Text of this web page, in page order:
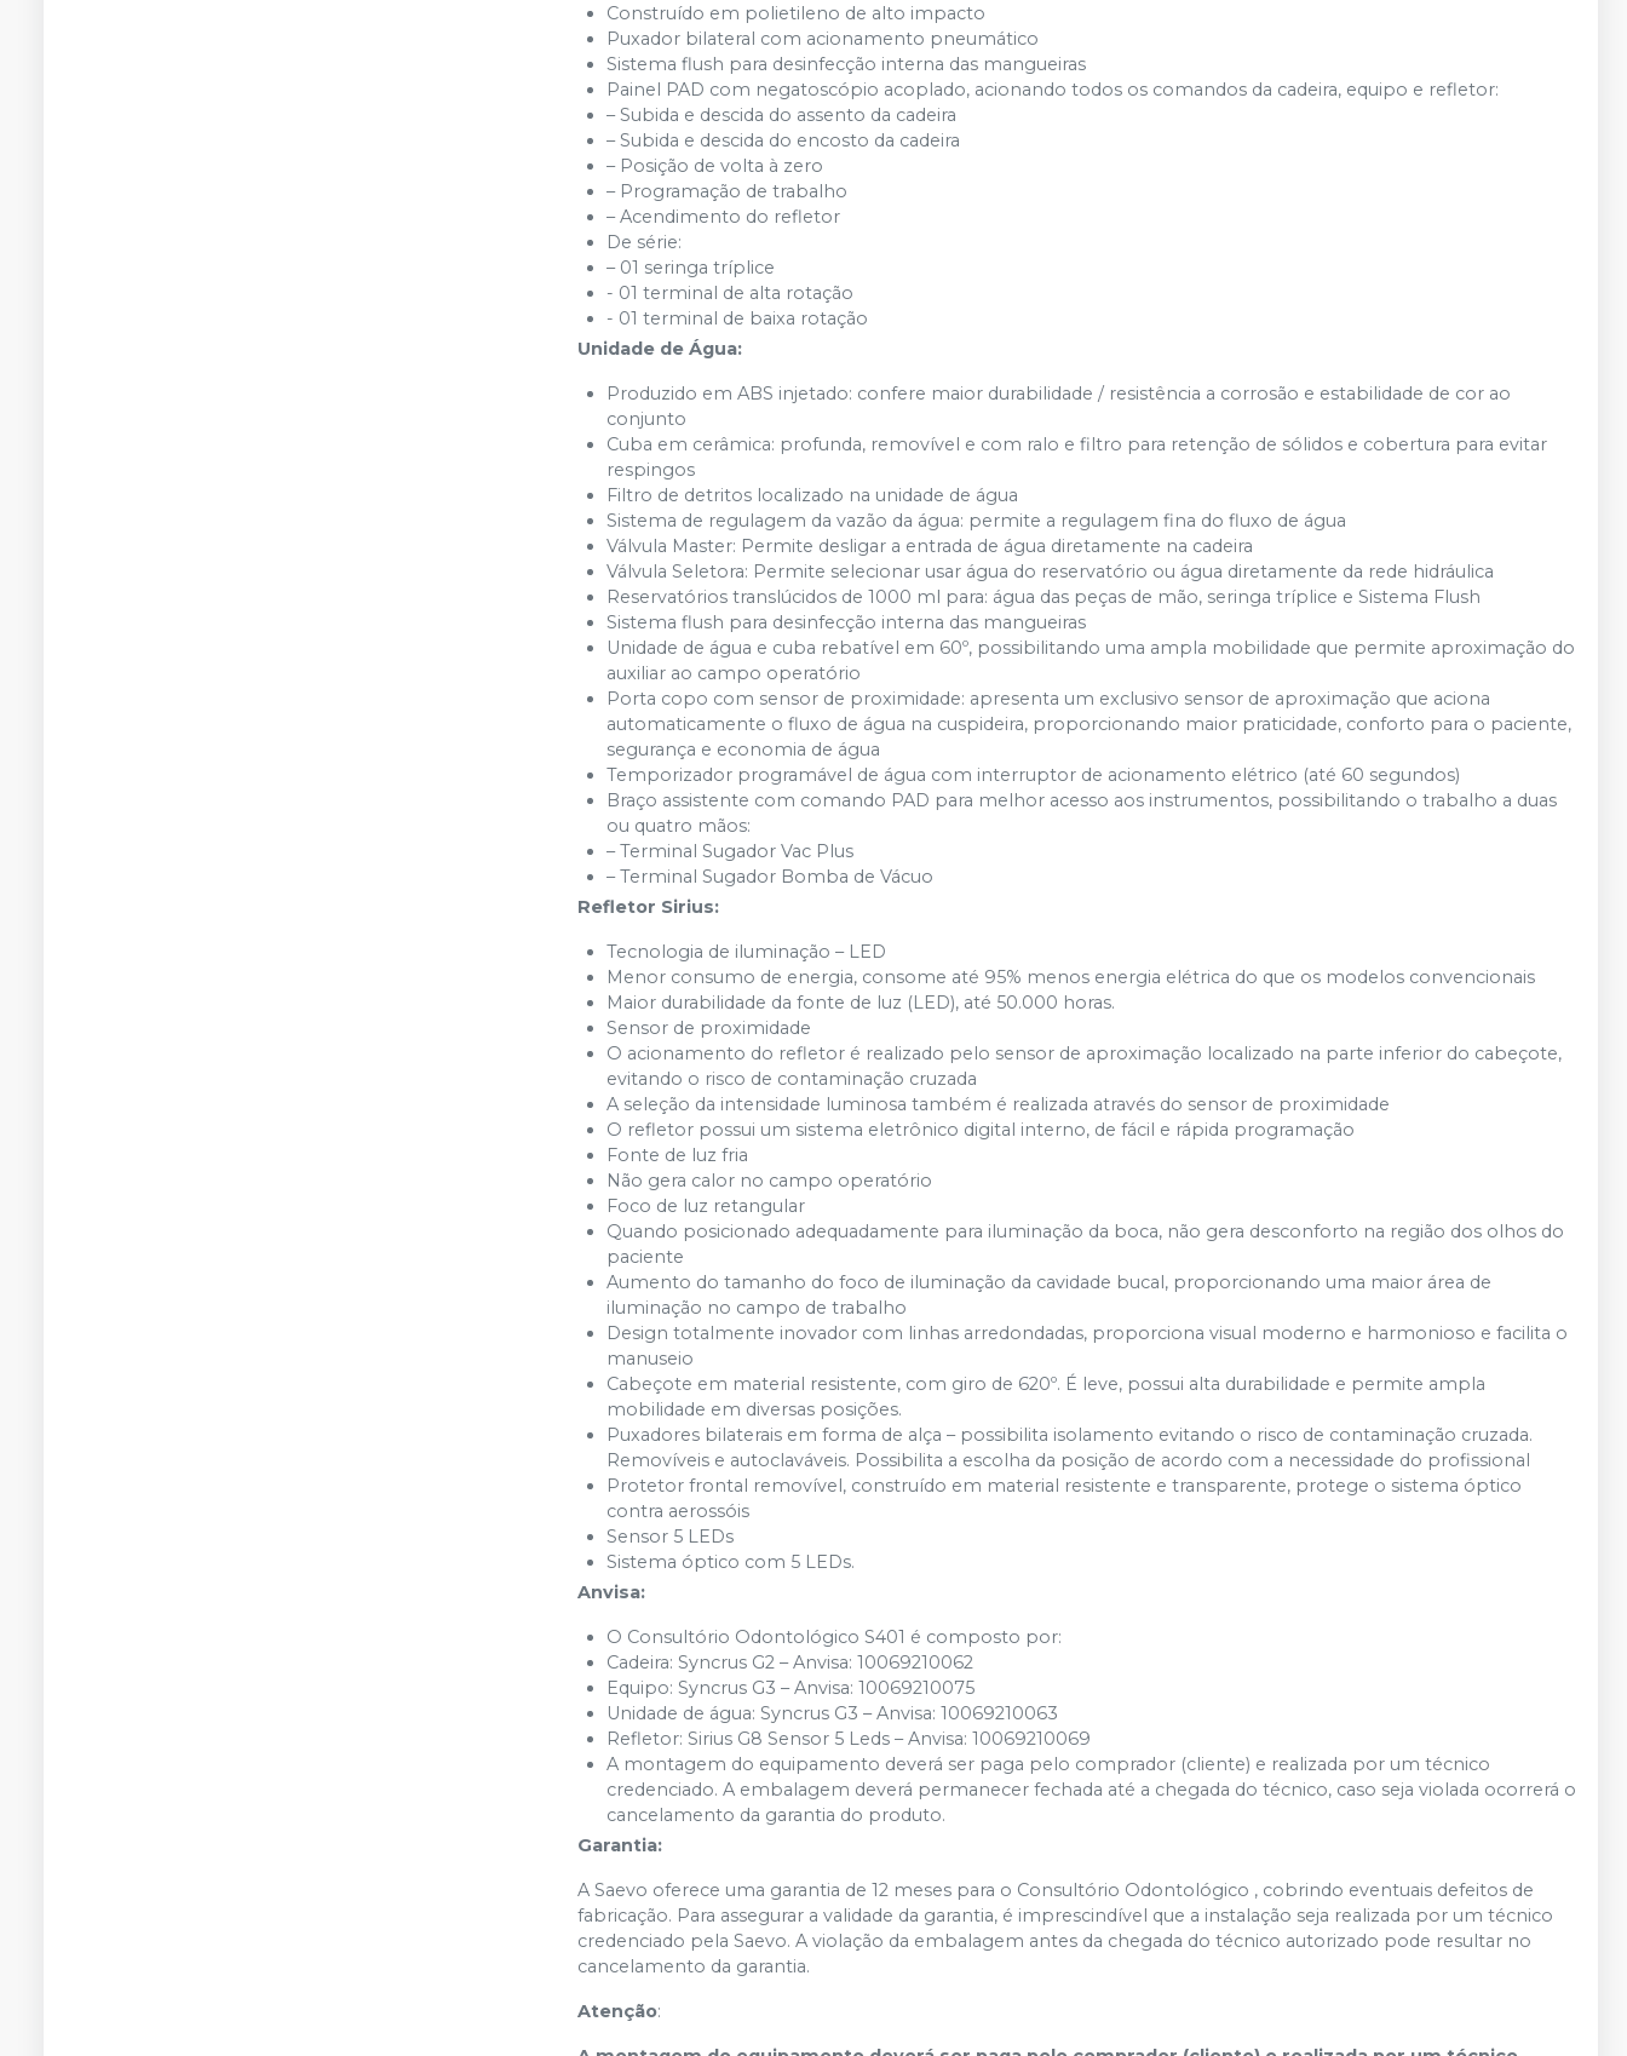
Construído em polietileno de alto impacto
Puxador bilateral com acionamento pneumático
Sistema flush para desinfecção interna das mangueiras
Painel PAD com negatoscópio acoplado, acionando todos os comandos da cadeira, equipo e refletor:
– Subida e descida do assento da cadeira
– Subida e descida do encosto da cadeira
– Posição de volta à zero
– Programação de trabalho
– Acendimento do refletor
De série:
– 01 seringa tríplice
- 01 terminal de alta rotação
- 01 terminal de baixa rotação
Unidade de Água:
Produzido em ABS injetado: confere maior durabilidade / resistência a corrosão e estabilidade de cor ao
conjunto
Cuba em cerâmica: profunda, removível e com ralo e filtro para retenção de sólidos e cobertura para evitar
respingos
Filtro de detritos localizado na unidade de água
Sistema de regulagem da vazão da água: permite a regulagem fina do fluxo de água
Válvula Master: Permite desligar a entrada de água diretamente na cadeira
Válvula Seletora: Permite selecionar usar água do reservatório ou água diretamente da rede hidráulica
Reservatórios translúcidos de 1000 ml para: água das peças de mão, seringa tríplice e Sistema Flush
Sistema flush para desinfecção interna das mangueiras
Unidade de água e cuba rebatível em 60º, possibilitando uma ampla mobilidade que permite aproximação do
auxiliar ao campo operatório
Porta copo com sensor de proximidade: apresenta um exclusivo sensor de aproximação que aciona
automaticamente o fluxo de água na cuspideira, proporcionando maior praticidade, conforto para o paciente,
segurança e economia de água
Temporizador programável de água com interruptor de acionamento elétrico (até 60 segundos)
Braço assistente com comando PAD para melhor acesso aos instrumentos, possibilitando o trabalho a duas
ou quatro mãos:
– Terminal Sugador Vac Plus
– Terminal Sugador Bomba de Vácuo
Refletor Sirius:
Tecnologia de iluminação – LED
Menor consumo de energia, consome até 95% menos energia elétrica do que os modelos convencionais
Maior durabilidade da fonte de luz (LED), até 50.000 horas.
Sensor de proximidade
O acionamento do refletor é realizado pelo sensor de aproximação localizado na parte inferior do cabeçote,
evitando o risco de contaminação cruzada
A seleção da intensidade luminosa também é realizada através do sensor de proximidade
O refletor possui um sistema eletrônico digital interno, de fácil e rápida programação
Fonte de luz fria
Não gera calor no campo operatório
Foco de luz retangular
Quando posicionado adequadamente para iluminação da boca, não gera desconforto na região dos olhos do
paciente
Aumento do tamanho do foco de iluminação da cavidade bucal, proporcionando uma maior área de
iluminação no campo de trabalho
Design totalmente inovador com linhas arredondadas, proporciona visual moderno e harmonioso e facilita o
manuseio
Cabeçote em material resistente, com giro de 620º. É leve, possui alta durabilidade e permite ampla
mobilidade em diversas posições.
Puxadores bilaterais em forma de alça – possibilita isolamento evitando o risco de contaminação cruzada.
Removíveis e autoclaváveis. Possibilita a escolha da posição de acordo com a necessidade do profissional
Protetor frontal removível, construído em material resistente e transparente, protege o sistema óptico
contra aerossóis
Sensor 5 LEDs
Sistema óptico com 5 LEDs.
Anvisa:
O Consultório Odontológico S401 é composto por:
Cadeira: Syncrus G2 – Anvisa: 10069210062
Equipo: Syncrus G3 – Anvisa: 10069210075
Unidade de água: Syncrus G3 – Anvisa: 10069210063
Refletor: Sirius G8 Sensor 5 Leds – Anvisa: 10069210069
A montagem do equipamento deverá ser paga pelo comprador (cliente) e realizada por um técnico
credenciado. A embalagem deverá permanecer fechada até a chegada do técnico, caso seja violada ocorrerá o
cancelamento da garantia do produto.
Garantia:
A Saevo oferece uma garantia de 12 meses para o Consultório Odontológico , cobrindo eventuais defeitos de
fabricação. Para assegurar a validade da garantia, é imprescindível que a instalação seja realizada por um técnico
credenciado pela Saevo. A violação da embalagem antes da chegada do técnico autorizado pode resultar no
cancelamento da garantia.
Atenção: